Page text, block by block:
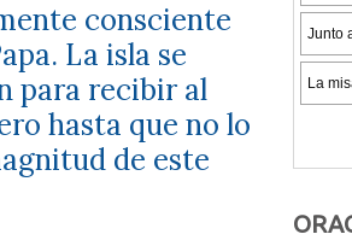
consciente
La isla se
para recibir al
hasta que no lo
de este